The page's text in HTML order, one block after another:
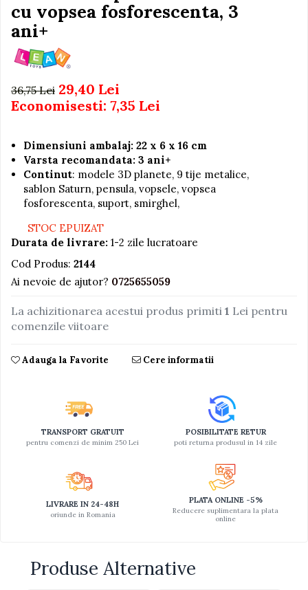
Jucarii de baie
Seturi de frumusete
Caluti balansoar
muzicale
Figurine
Blocuri de constructie
Covorase de dans
Creative
De plus
Electrocasnice si bucatarii
Fotolii gonflabile
Jocuri de indemanare
Jocuri sportive
Jucarii educative din lemn
Proiectoare
Set Avioane si submarine
Seturi de doctor
Seturi de rufe
Trenuri cu sine
Ingrijire cosmetica mamici
Perioada Alaptarii
Perioada Sarcinii
Pompe de san
Sisteme De Purtare
cu vopsea fosforescenta, 3
ani+
36,75 Lei 29,40 Lei
Economisesti: 7,35 Lei
Dimensiuni ambalaj: 22 x 6 x 16 cm
Varsta recomandata: 3 ani+
Continut: modele 3D planete, 9 tije metalice,
sablon Saturn, pensula, vopsele, vopsea
fosforescenta, suport, smirghel,
STOC EPUIZAT
Durata de livrare: 1-2 zile lucratoare
Cod Produs: 2144
Ai nevoie de ajutor? 0725655059
La achizitionarea acestui produs primiti 1 Lei pentru
comenzile viitoare
Adauga la Favorite Cere informatii
TRANSPORT GRATUIT
pentru comenzi de minim 250 Lei
POSIBILITATE RETUR
poti returna produsul in 14 zile
LIVRARE IN 24-48H
oriunde in Romania
PLATA ONLINE -5%
Reducere suplimentara la plata
online
Produse Alternative